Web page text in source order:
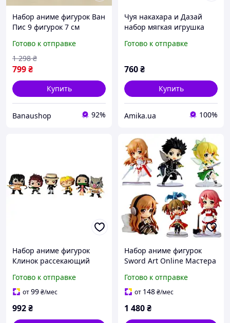
Набор аниме фигурок Ван
Пис 9 фигурок 7 см
Готово к отправке
799₴
1 298 ₴
Купить
Banaushop 92%
Чуя накахара и Дазай
набор мягкая игрушка
бродячих псов bungou
Готово к отправке
760₴
Купить
Amika.ua 100%
Набор аниме фигурок
Клинок рассекающий
Зеницу, Танджиро,
Иноске, Незуко, Музан 9-
Готово к отправке
от99₴/мес
992₴
Набор аниме фигурок
Sword Art Online Мастера
6 см (SAO 0020)
Готово к отправке
от 148₴/мес
1 480₴